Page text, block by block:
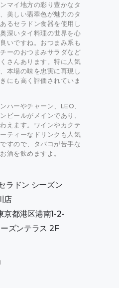
マイ地方の彩り豊かなタ
美しい翡翠色が魅力のタ
るセラドン食器を使用し
深いタイ料理の世界を心
いですね。おつまみ系も
ーのおつまみサラダなど
さんあります。特に人気
本場の味を忠実に再現し
にも高く評価されていま
ハーやチャーン、LEO、
ビールがメインであり、
えます。ワインやカクテ
ティーなドリンクも人気
すので、タバコが苦手な
酒を飲めますよ。
ラドン シーズン
店
京都港区港南1-2-
ズンテラス 2F